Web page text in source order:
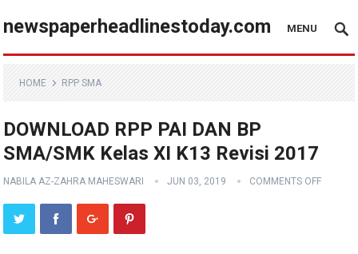
newspaperheadlinestoday.com MENU
HOME RPP SMA
DOWNLOAD RPP PAI DAN BP
SMA/SMK Kelas XI K13 Revisi 2017
NABILA AZ-ZAHRA MAHESWARI JUN 03, 2019 COMMENTS OFF